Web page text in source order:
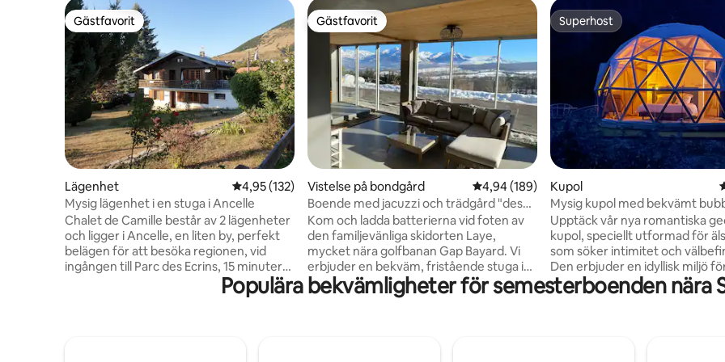
Gästfavorit
Gästfavorit
Lägenhet 4,95 av 5 i genomsnittligt betyg, 132 omdömen
4,95 (132)
Mysig lägenhet i en stuga i Ancelle
Chalet de Camille består av 2 lägenheter
och ligger i Ancelle, en liten by, perfekt
belägen för att besöka regionen, vid
ingången till Parc des Ecrins, 15 minuter
från Gap och 30 minuter från Serre-
Gästfavorit
Gästfavorit
Vistelse på bondgård 4,94 av 5 i genomsnittligt betyg, 189
4,94 (189)
Boende med jacuzzi och trädgård "des
grands prés"
Kom och ladda batterierna vid foten av
den familjevänliga skidorten Laye,
mycket nära golfbanan Gap Bayard. Vi
erbjuder en bekväm, fristående stuga i
en våning på nästan 90 m², med
bubbelpool och magnifik utsikt över
Superhost
Superhost
Kupol
Mysig kupol med bekvämt
Upptäck vår nya romantiska
kupol, speciellt utformad för
som söker intimitet och
Den erbjuder en idyllisk miljö
speciella stunder. Föreställ dig
halvtransparent kupol, där det
ögonblick av avkoppling.
Populära bekvämligheter för semesterboenden nära